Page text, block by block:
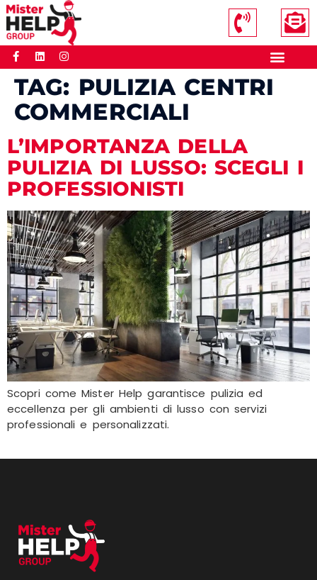
TAG: PULIZIA CENTRI
COMMERCIALI
L’IMPORTANZA DELLA
PULIZIA DI LUSSO: SCEGLI I
PROFESSIONISTI
Scopri come Mister Help garantisce pulizia ed
eccellenza per gli ambienti di lusso con servizi
professionali e personalizzati.